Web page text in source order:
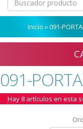
Inicio »091-
091-
Hay 8 artículos en esta